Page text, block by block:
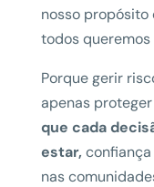
nosso
todos queremos
Porque gerir
apenas
que cada
estar,
nas